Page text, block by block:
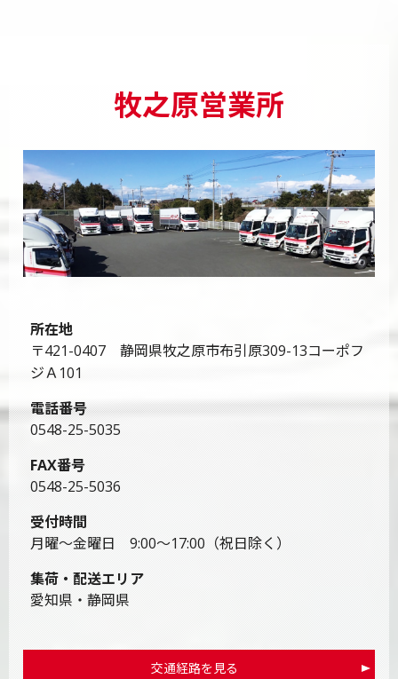
牧之原営業所
所在地
〒421-0407 静岡県牧之原市布引原309-13コーポフ
ジＡ101
電話番号
0548-25-5035
FAX番号
0548-25-5036
受付時間
月曜～金曜日 9:00～17:00（祝日除く）
集荷・配送エリア
愛知県・静岡県
交通経路を見る